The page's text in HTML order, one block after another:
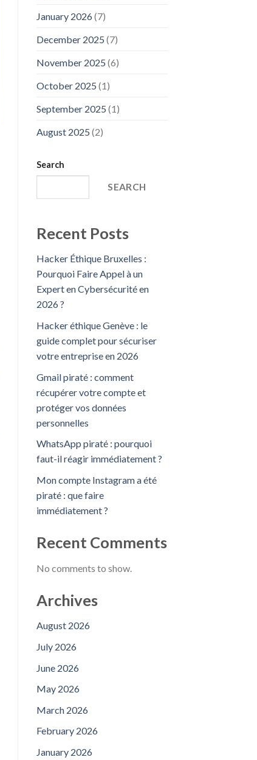
January 2026(7)
December 2025 (7)
November 2025 (6)
October 2025 (1)
September 2025 (1)
August 2025 (2)
Search
SEARCH
Recent Posts
Hacker Éthique Bruxelles :
Pourquoi Faire Appel à un
Expert en Cybersécurité en
2026 ?
Hacker éthique Genève : le
guide complet pour sécuriser
votre entreprise en 2026
Gmail piraté : comment
récupérer votre compte et
protéger vos données
personnelles
WhatsApp piraté : pourquoi
faut-il réagir immédiatement ?
Mon compte Instagram a été
piraté : que faire
immédiatement ?
Recent Comments
No comments to show.
Archives
August 2026
July 2026
June 2026
May 2026
March 2026
February 2026
January 2026